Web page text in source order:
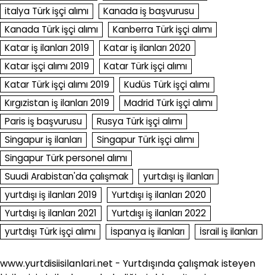
italya Türk işçi alımı
Kanada iş başvurusu
Kanada Türk işçi alımı
Kanberra Türk işçi alımı
Katar iş ilanları 2019
Katar iş ilanları 2020
Katar işçi alımı 2019
Katar Türk işçi alımı
Katar Türk işçi alımı 2019
Kudüs Türk işçi alımı
Kırgızistan iş ilanları 2019
Madrid Türk işçi alımı
Paris iş başvurusu
Rusya Türk işçi alımı
Singapur iş ilanları
Singapur Türk işçi alımı
Singapur Türk personel alımı
Suudi Arabistan'da çalışmak
yurtdışı iş ilanları
yurtdışı iş ilanları 2019
Yurtdışı iş ilanları 2020
Yurtdışı iş ilanları 2021
Yurtdışı iş ilanları 2022
yurtdışı Türk işçi alımı
İspanya iş ilanları İsrail iş ilanları
www.yurtdisiisilanlari.net - Yurtdışında çalışmak isteyen